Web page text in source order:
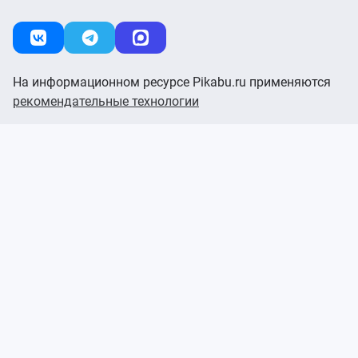
На информационном ресурсе Pikabu.ru применяются
рекомендательные технологии